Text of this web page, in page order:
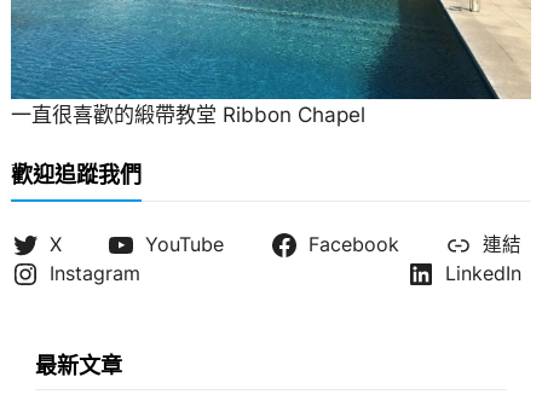
一直很喜歡的緞帶教堂 Ribbon Chapel
歡迎追蹤我們
X YouTube Facebook
連結
Instagram
LinkedIn
最新文章